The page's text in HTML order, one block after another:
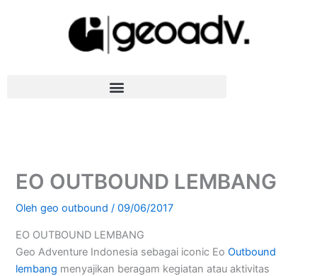
EO OUTBOUND LEMBANG
Olehgeo outbound/09/06/2017
EO OUTBOUND LEMBANG
Geo Adventure Indonesia sebagai iconic EoOutbound
lembang menyajikan beragam kegiatan atau aktivitas